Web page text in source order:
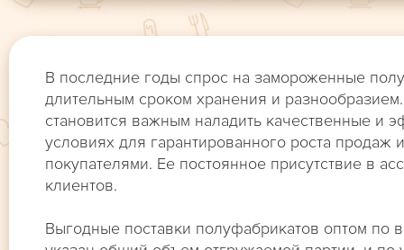
В последние годы спрос на замороженные
длительным сроком хранения и
становится важным наладить качественные и
условиях для гарантированного роста продаж
покупателями. Ее постоянное присутствие в
клиентов.
Выгодные поставки полуфабрикатов оптом по